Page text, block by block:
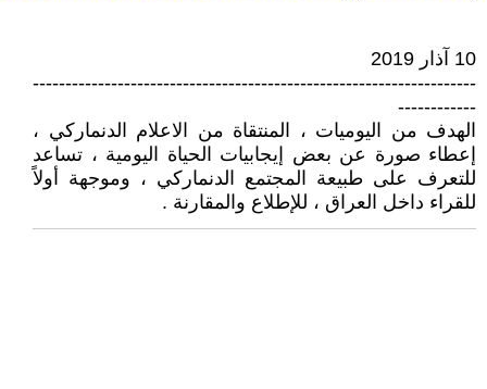
10 آذار 2019
--------------------------------------------------------------------
------------
الهدف من اليوميات ، المنتقاة من الاعلام الدنماركي ،
إعطاء صورة عن بعض إيجابيات الحياة اليومية ، تساعد
للتعرف على طبيعة المجتمع الدنماركي ، وموجهة أولاً
للقراء داخل العراق ، للإطلاع والمقارنة .